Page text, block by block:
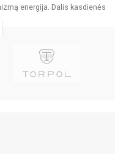
energija. Dalis kasdienės
reikalingos žirgams gali būti